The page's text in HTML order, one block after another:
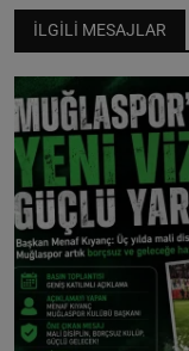
İLGILI MESAJLAR